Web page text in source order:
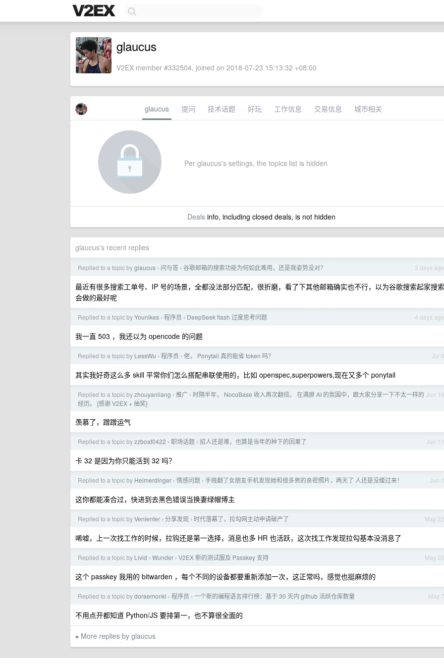
glaucus
V2EX member #332504, joined on 2018-07-23 15:13:32 +08:00
glaucus 提问 技术话题 好玩 工作信息 交易信息 城市相关
Per glaucus's settings, the topics list is hidden
Dealsinfo, including closed deals, is not hidden
glaucus's recent replies
3 days ago
Replied to a topic byglaucus › 问与答 › 谷歌邮箱的搜索功能为何如此难用，还是我姿势没对？
最近有很多搜索工单号、IP 号的场景，全都没法部分匹配，很折磨，看了下其他邮箱确实也不行，以为谷歌搜索起家搜索
会做的最好呢
4 days ago
Replied to a topic byYounikes › 程序员 › DeepSeek flash 过度思考问题
我一直 503 ，我还以为 opencode 的问题
Jul 6
Replied to a topic by LessWu › 程序员 › 佬， Ponytail 真的能省 token 吗？
其实我好奇这么多 skill 平常你们怎么搭配串联使用的，比如 openspec,superpowers,现在又多个 ponytail
Jun 16
Replied to a topic byzhouyanliang › 推广 › 时隔半年， NocoBase 收入再次翻倍。 在满屏 AI 的氛围中，跟大家分享一下不太一样的
经历。 [感谢 V2EX + 抽奖]
羡慕了，蹭蹭运气
Jun 11
Replied to a topic byzzboat0422 › 职场话题 › 招人还是难，也算是当年的种下的因果了
卡 32 是因为你只能活到 32 吗？
Jun 1
Replied to a topic by Heimerdinger › 情感问题 › 手贱翻了女朋友手机发现她和很多男的亲密照片，两天了 人还是没缓过来！
这你都能凑合过，快进到去黑色错误当换妻绿帽博主
May 22
Replied to a topic byVenlenter › 分享发现 › 时代落幕了，拉勾网主动申请破产了
唏嘘，上一次找工作的时候，拉钩还是第一选择，消息也多 HR 也活跃，这次找工作发现拉勾基本没消息了
May 20
Replied to a topic by Livid › Wunder › V2EX 新的测试服及 Passkey 支持
这个 passkey 我用的 bitwarden ，每个不同的设备都要重新添加一次，这正常吗，感觉也挺麻烦的
May 7
Replied to a topic bydoraemonki › 程序员 › 一个新的编程语言排行榜：基于 30 天内 github 活跃仓库数量
不用点开都知道 Python/JS 要排第一，也不算很全面的
» More replies by glaucus